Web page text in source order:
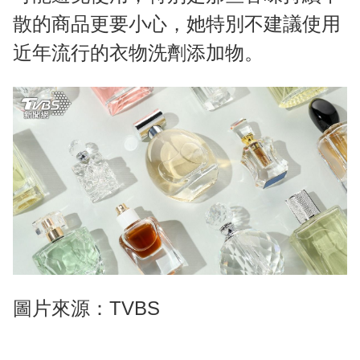
散的商品更要小心，她特別不建議使用
近年流行的衣物洗劑添加物。
圖片來源：TVBS